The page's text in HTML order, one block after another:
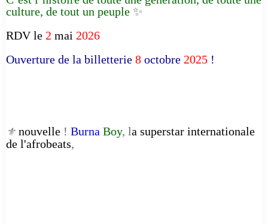
culture, de tout un peuple ✨
RDV le 2 mai 2026
Ouverture de la billetterie 8 octobre 2025 !
⚜️ nouvelle ! Burna Boy, la superstar internationale
de l'afrobeats,